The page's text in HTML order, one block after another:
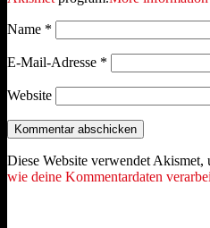
Name *
E-Mail-Adresse *
Website
Diese Website verwendet Akismet,
wie deine Kommentardaten